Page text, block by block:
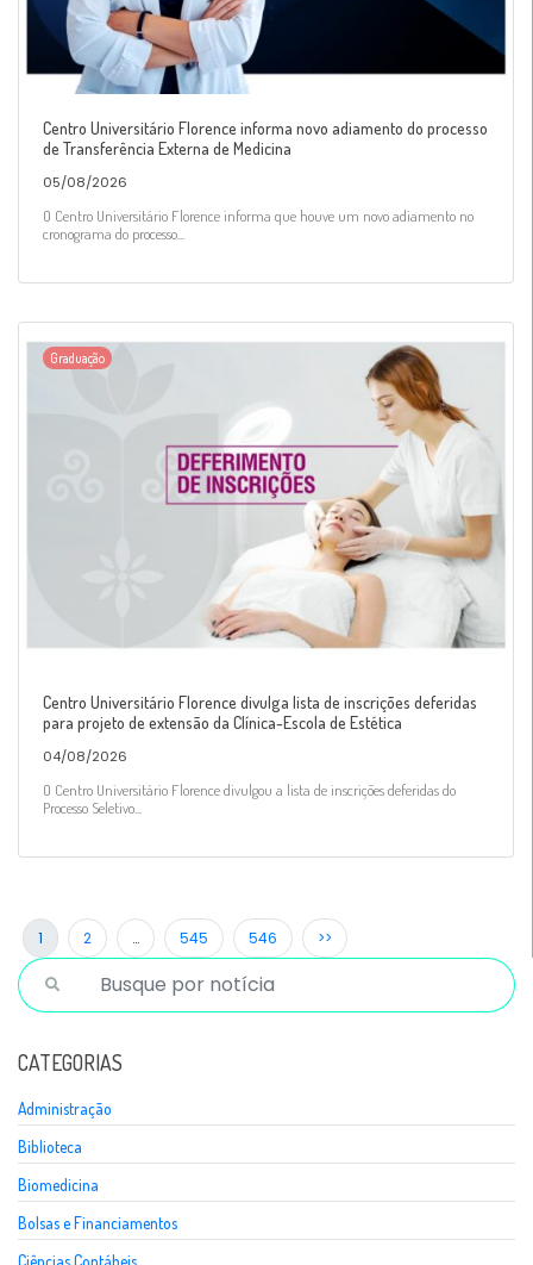
Centro Universitário Florence informa novo adiamento do processo
de Transferência Externa de Medicina
05/08/2026
O Centro Universitário Florence informa que houve um novo adiamento no
cronograma do processo...
Graduação
Centro Universitário Florence divulga lista de inscrições deferidas
para projeto de extensão da Clínica-Escola de Estética
04/08/2026
O Centro Universitário Florence divulgou a lista de inscrições deferidas do
Processo Seletivo...
1 2 … 545 546 >>
CATEGORIAS
Administração
Biblioteca
Biomedicina
Bolsas e Financiamentos
Ciências Contábeis